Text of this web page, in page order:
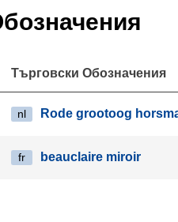
Търговски Обозначения
nl Rode grootoog
fr beauclaire miroir